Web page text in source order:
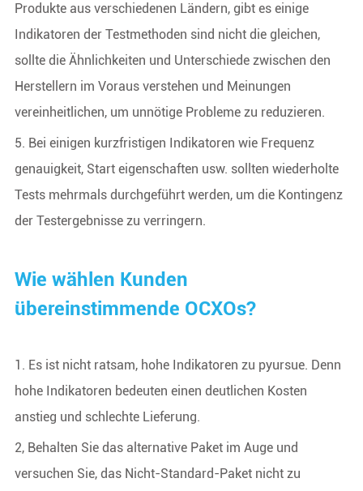
Produkte aus verschiedenen Ländern, gibt es einige
Indikatoren der Testmethoden sind nicht die gleichen,
sollte die Ähnlichkeiten und Unterschiede zwischen den
Herstellern im Voraus verstehen und Meinungen
vereinheitlichen, um unnötige Probleme zu reduzieren.
5. Bei einigen kurzfristigen Indikatoren wie Frequenz
genauigkeit, Start eigenschaften usw. sollten wiederholte
Tests mehrmals durchgeführt werden, um die Kontingenz
der Testergebnisse zu verringern.
Wie wählen Kunden
übereinstimmende OCXOs?
1. Es ist nicht ratsam, hohe Indikatoren zu pyursue. Denn
hohe Indikatoren bedeuten einen deutlichen Kosten
anstieg und schlechte Lieferung.
2, Behalten Sie das alternative Paket im Auge und
versuchen Sie, das Nicht-Standard-Paket nicht zu